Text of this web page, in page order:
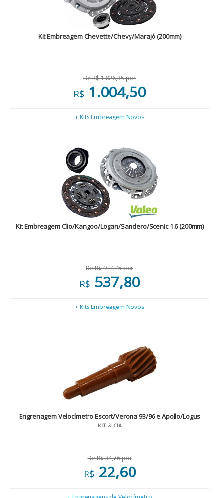
Kit Embreagem Chevette/Chevy/Marajó (200mm)
De R$ 1.826,35 por
R$ 1.004,50
+ Kits Embreagem Novos
Kit Embreagem Clio/Kangoo/Logan/Sandero/Scenic 1.6 (200mm)
De R$ 977,75 por
R$ 537,80
+ Kits Embreagem Novos
Engrenagem Velocímetro Escort/Verona 93/96 e Apollo/Logus
KIT & CIA
De R$ 34,76 por
R$ 22,60